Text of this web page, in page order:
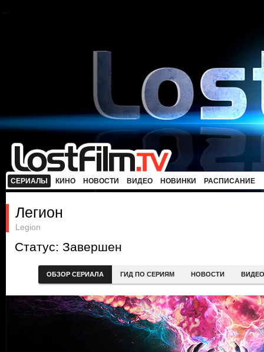
СЕРИАЛЫ КИНО НОВОСТИ ВИДЕО НОВИНКИ РАСПИСАНИЕ
Легион
Legion
Статус: Завершен
ОБЗОР СЕРИАЛА ГИД ПО СЕРИЯМ НОВОСТИ ВИДЕО